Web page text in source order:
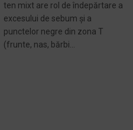
ten mixt are rol de îndepărtare a
excesului de sebum și a
punctelor negre din zona T
(frunte, nas, bărbi...